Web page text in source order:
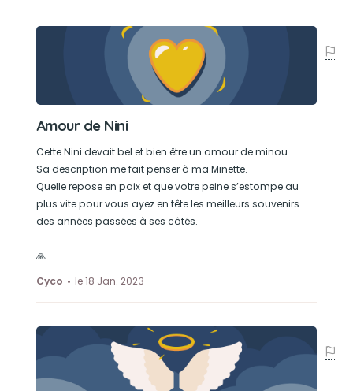
Amour de Nini
Cette Nini devait bel et bien être un amour de minou.
Sa description me fait penser à ma Minette.
Quelle repose en paix et que votre peine s’estompe au
plus vite pour vous ayez en tête les meilleurs souvenirs
des années passées à ses côtés.
🙏
Cyco
le 18 Jan. 2023